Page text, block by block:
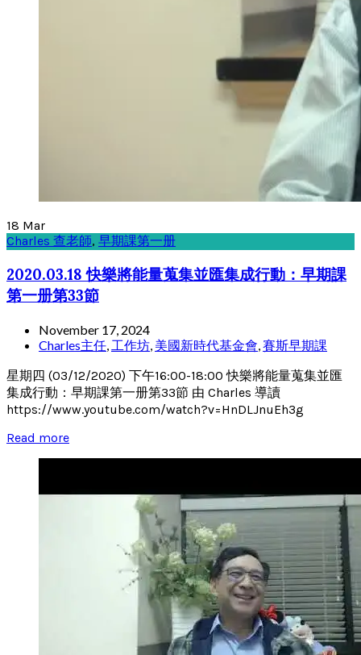
18 Mar
Charles 查老師, 早期課第一册
2020.03.18 快樂將能量蒐集並匯集成行動：早期課
第一册第33節
November 17, 2024
Charles主任, 工作坊, 美國新時代基金會,賽斯早期課
星期四 (03/12/2020) 下午16:00-18:00 快樂將能量蒐集並匯
集成行動：早期課第一册第33節 由 Charles 導讀
https://www.youtube.com/watch?v=HnDLJnuEh3g
Read more